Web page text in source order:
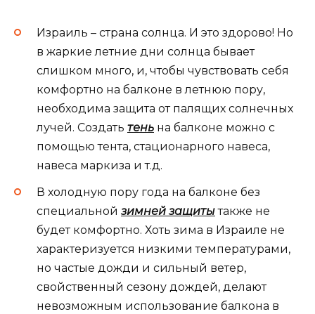
Израиль – страна солнца. И это здорово! Но
в жаркие летние дни солнца бывает
слишком много, и, чтобы чувствовать себя
комфортно на балконе в летнюю пору,
необходима защита от палящих солнечных
лучей. Создать тень на балконе можно с
помощью тента, стационарного навеса,
навеса маркиза и т.д.
В холодную пору года на балконе без
специальной зимней защитытакже не
будет комфортно. Хоть зима в Израиле не
характеризуется низкими температурами,
но частые дожди и сильный ветер,
свойственный сезону дождей, делают
невозможным использование балкона в